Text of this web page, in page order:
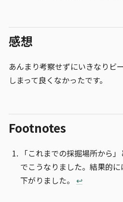
感想
あんまり考察せずにいきなりビ
しまって良くなかったです。
Footnotes
「これまでの採掘場所から
でこうなりました。結果的
下がりました。 ↩